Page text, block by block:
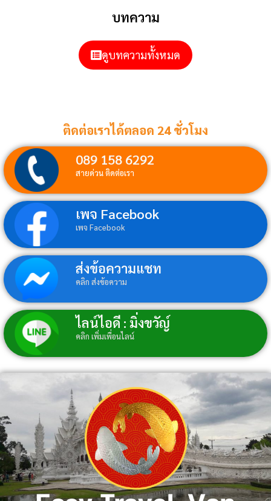
บทความ
ดูบทความทั้งหมด
ติดต่อเราได้ตลอด 24 ชั่วโมง
089 158 6292
สายด่วน ติดต่อเรา
เพจ Facebook
เพจ Facebook
ส่งข้อความแชท
คลิก ส่งข้อความ
ไลน์ไอดี : มิ่งขวัญ์
คลิก เพิ่มเพื่อนไลน์